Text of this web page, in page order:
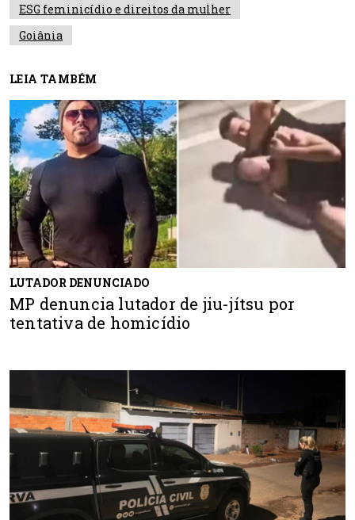
ESG feminicídio e direitos da mulher
Goiânia
LEIA TAMBÉM
LUTADOR DENUNCIADO
MP denuncia lutador de jiu-jítsu por
tentativa de homicídio